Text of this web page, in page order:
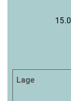
Lage